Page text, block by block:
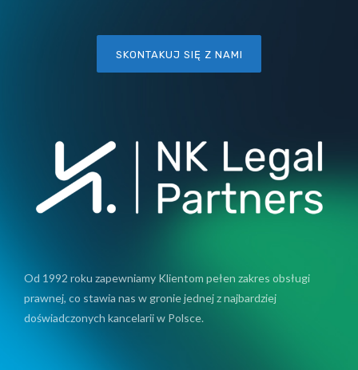
SKONTAKUJ SIĘ Z NAMI
Od 1992 roku zapewniamy Klientom pełen zakres obsługi
prawnej, co stawia nas w gronie jednej z najbardziej
doświadczonych kancelarii w Polsce.